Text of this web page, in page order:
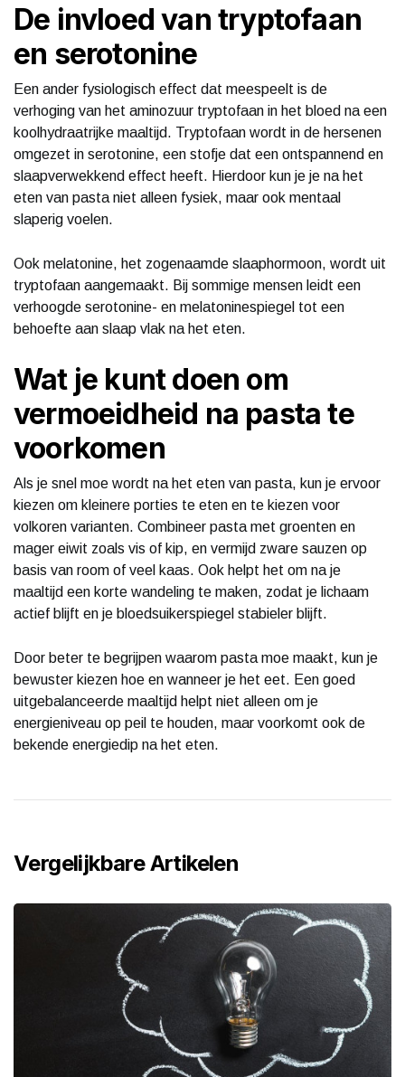
De invloed van tryptofaan
en serotonine
Een ander fysiologisch effect dat meespeelt is de
verhoging van het aminozuur tryptofaan in het bloed na een
koolhydraatrijke maaltijd. Tryptofaan wordt in de hersenen
omgezet in serotonine, een stofje dat een ontspannend en
slaapverwekkend effect heeft. Hierdoor kun je je na het
eten van pasta niet alleen fysiek, maar ook mentaal
slaperig voelen.
Ook melatonine, het zogenaamde slaaphormoon, wordt uit
tryptofaan aangemaakt. Bij sommige mensen leidt een
verhoogde serotonine- en melatoninespiegel tot een
behoefte aan slaap vlak na het eten.
Wat je kunt doen om
vermoeidheid na pasta te
voorkomen
Als je snel moe wordt na het eten van pasta, kun je ervoor
kiezen om kleinere porties te eten en te kiezen voor
volkoren varianten. Combineer pasta met groenten en
mager eiwit zoals vis of kip, en vermijd zware sauzen op
basis van room of veel kaas. Ook helpt het om na je
maaltijd een korte wandeling te maken, zodat je lichaam
actief blijft en je bloedsuikerspiegel stabieler blijft.
Door beter te begrijpen waarom pasta moe maakt, kun je
bewuster kiezen hoe en wanneer je het eet. Een goed
uitgebalanceerde maaltijd helpt niet alleen om je
energieniveau op peil te houden, maar voorkomt ook de
bekende energiedip na het eten.
Vergelijkbare Artikelen